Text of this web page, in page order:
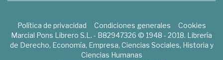
Política de privacidad Condiciones generales
Cookies
Marcial Pons Librero S.L. - B82947326 © 1948 - 2018. Librería
de Derecho, Economía, Empresa, Ciencias Sociales, Historia y
Ciencias Humanas